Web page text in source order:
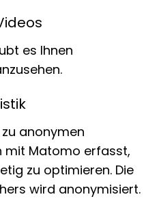
In dieser
die
über
und
und
es Ihnen
anonymen
mit Matomo erfasst,
zu optimieren. Die
wird anonymisiert.